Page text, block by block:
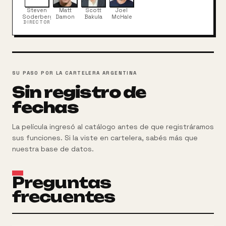
antes, el FBI necesita pruebas. Así que se presta
con entusiasmo a llevar una grabadora oculta en su
de agente secreto. Desafortunadamente para el
FBI, lo más difícil de la misión consistirá en saber lo
imaginación de Withacre.
Steven
Soderbergh
DIRECTOR
Matt
Damon
Scott
Bakula
Joel
McHale
SU PASO POR LA CARTELERA ARGENTINA
Sin registro de
fechas
La película ingresó al catálogo antes de que registráramos
sus funciones. Si la viste en cartelera, sabés más que
nuestra base de datos.
Preguntas
frecuentes